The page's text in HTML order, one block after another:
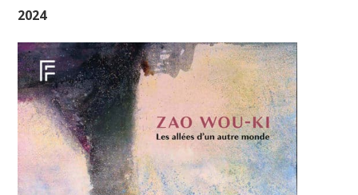
2024